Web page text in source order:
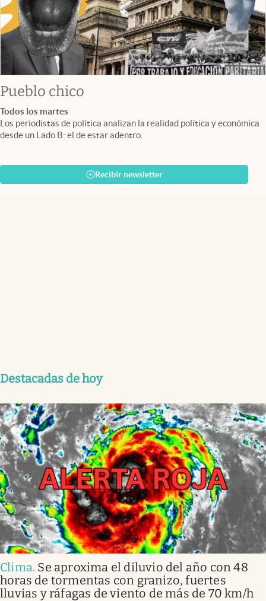
Pueblo chico
Todos los martes
Los periodistas de política analizan la realidad política y económica
desde un Lado B: el de estar adentro.
Recibir newsletter
Destacadas de hoy
Clima. Se aproxima el diluvio del año con 48
horas de tormentas con granizo, fuertes
lluvias y ráfagas de viento de más de 70 km/h